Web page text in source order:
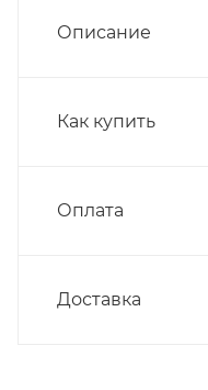
Описание
Как купить
Оплата
Доставка